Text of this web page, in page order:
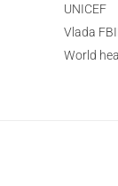
UNICEF
Vlada
World